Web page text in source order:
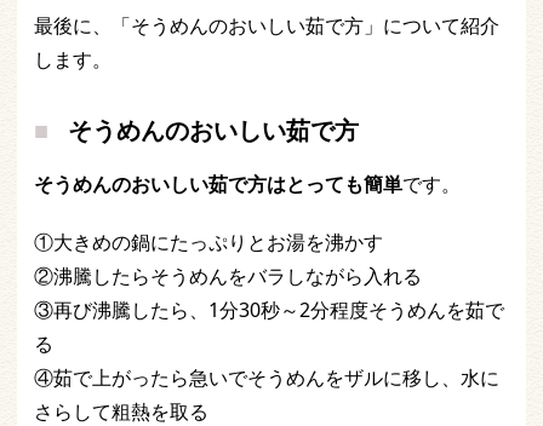
最後に、「そうめんのおいしい茹で方」について紹介
します。
そうめんのおいしい茹で方
そうめんのおいしい茹で方はとっても簡単です。
①大きめの鍋にたっぷりとお湯を沸かす
②沸騰したらそうめんをバラしながら入れる
③再び沸騰したら、1分30秒～2分程度そうめんを茹で
る
④茹で上がったら急いでそうめんをザルに移し、水に
さらして粗熱を取る